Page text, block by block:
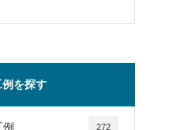
を探す
272